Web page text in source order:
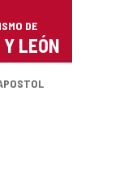
DE
LEÓN